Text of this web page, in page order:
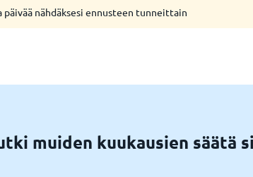
päivää nähdäksesi ennusteen tunneittain
muiden kuukausien säätä